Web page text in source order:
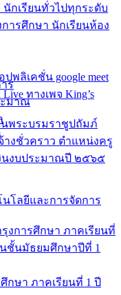
ร
ะมาณ
โลยีและการจัดการ
นักเรียนทั่วไปทุกระดับ
การศึกษา นักเรียนห้อง
พลิเคชั่น google meet
ทางเพจ King’s
นพระบรมราชูปถัมภ์
างชั่วคราว ตำแหน่งครู
นงบประมาณปี ๒๕๖๕
งการศึกษา ภาคเรียนที่
นชั้นมัธยมศึกษาปีที่ 1
กษา ภาคเรียนที่ 1 ปี